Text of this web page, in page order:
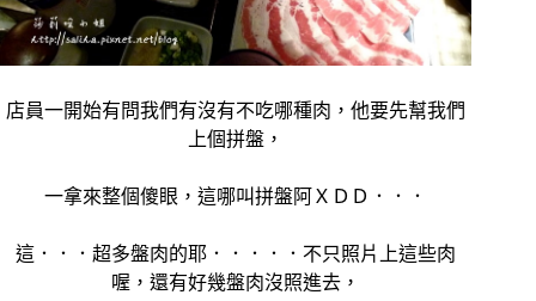
店員一開始有問我們有沒有不吃哪種肉，他要先幫我們
上個拼盤，
一拿來整個傻眼，這哪叫拼盤阿ＸＤＤ．．．
這．．．超多盤肉的耶．．．．．不只照片上這些肉
喔，還有好幾盤肉沒照進去，